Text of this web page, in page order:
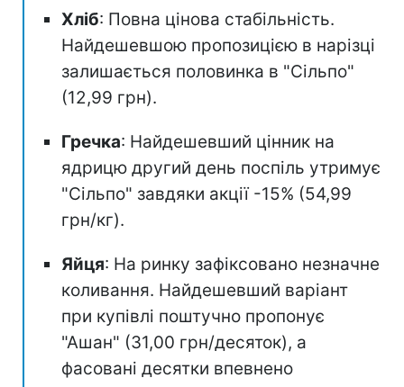
Хліб: Повна цінова стабільність.
Найдешевшою пропозицією в нарізці
залишається половинка в "Сільпо"
(12,99 грн).
Гречка: Найдешевший цінник на
ядрицю другий день поспіль утримує
"Сільпо" завдяки акції -15% (54,99
грн/кг).
Яйця: На ринку зафіксовано незначне
коливання. Найдешевший варіант
при купівлі поштучно пропонує
"Ашан" (31,00 грн/десяток), а
фасовані десятки впевнено